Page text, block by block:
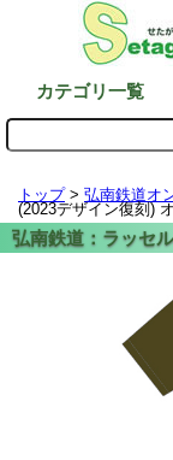
カテゴリ一覧
トップ> 弘南鉄道オ
(2023デザイン復刻)